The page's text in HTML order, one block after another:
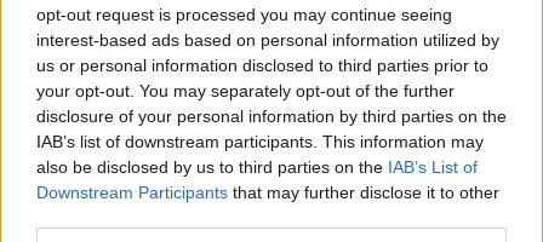
opt-out request is processed you may continue seeing
interest-based ads based on personal information utilized by
us or personal information disclosed to third parties prior to
your opt-out. You may separately opt-out of the further
disclosure of your personal information by third parties on the
IAB’s list of downstream participants. This information may
also be disclosed by us to third parties on the IAB’s List of
Downstream Participants that may further disclose it to other